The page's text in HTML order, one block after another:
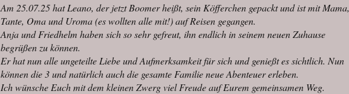
Am 25.07.25 hat Leano, der jetzt Boomer heißt, sein Köfferchen gepackt und ist mit Mama,
Tante, Oma und Uroma (es wollten alle mit!) auf Reisen gegangen.
Anja und Friedhelm haben sich so sehr gefreut, ihn endlich in seinem neuen Zuhause
begrüßen zu können.
Er hat nun alle ungeteilte Liebe und Aufmerksamkeit für sich und genießt es sichtlich. Nun
können die 3 und natürlich auch die gesamte Familie neue Abenteuer erleben.
Ich wünsche Euch mit dem kleinen Zwerg viel Freude auf Eurem gemeinsamen Weg.